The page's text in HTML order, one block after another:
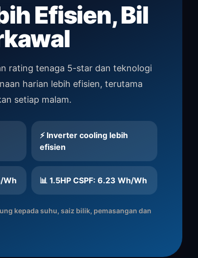
Efisien, Bil
rating tenaga 5-star dan teknologi
harian lebih efisien, terutama
setiap malam.
⚡ Inverter cooling lebih
efisien
Wh 📊 1.5HP CSPF: 6.23 Wh/Wh
kepada suhu, saiz bilik, pemasangan dan